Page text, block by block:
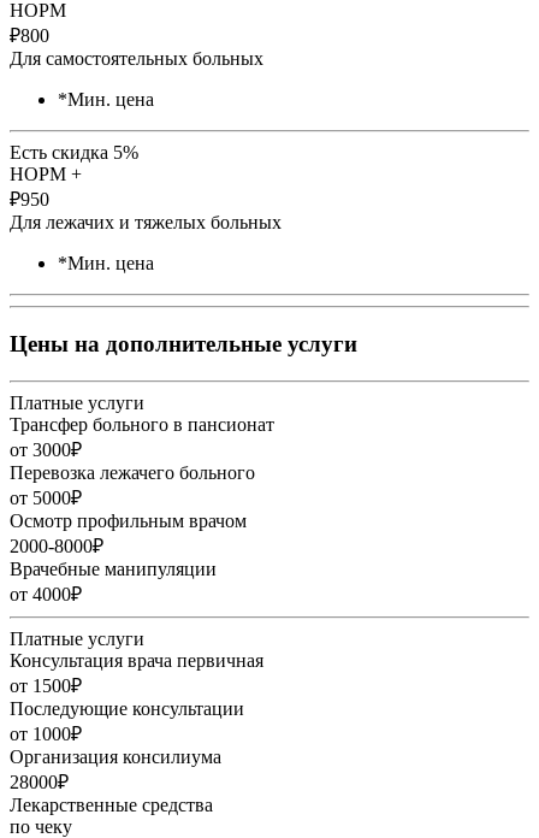
НОРМ
₽800
Для самостоятельных больных
*Мин. цена
Есть скидка 5%
НОРМ +
₽950
Для лежачих и тяжелых больных
*Мин. цена
Цены на дополнительные услуги
Платные услуги
Трансфер больного в пансионат
от 3000₽
Перевозка лежачего больного
от 5000₽
Осмотр профильным врачом
2000-8000₽
Врачебные манипуляции
от 4000₽
Платные услуги
Консультация врача первичная
от 1500₽
Последующие консультации
от 1000₽
Организация консилиума
28000₽
Лекарственные средства
по чеку